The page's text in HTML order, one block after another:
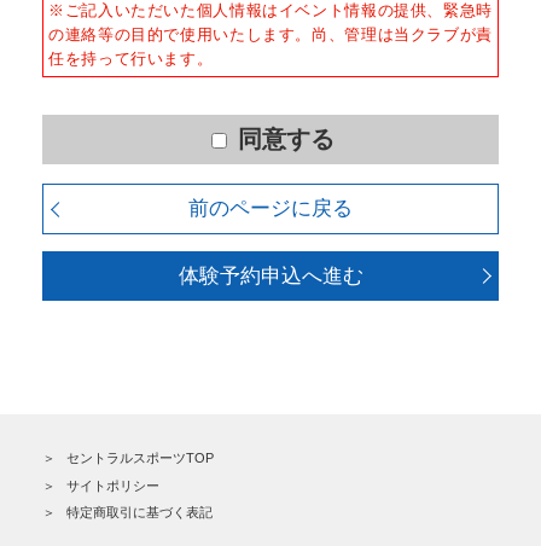
※ △：スタッフからのマシン使用方
法のご案内を受けた方のみご利用頂け
ます。
す。詳細はクラブＨＰの施設紹介をご
４、良好な健康状態であり、自己責任で利用できる。
５、刺青（ファッションタトゥー）が入っていない。
かつ適正な方法によりお客様の個人情報を収集いたしま
す。
させて頂きます。また、違法または不当な行為を助長
し、または誘発するおそれがある方法による個人情報の
利用を行いません。
2) ご利用上の諸連絡や利用状況の確認のため
3) 運動プログラム（カウンセリングを含む）等、新商
品・サービスの立案・開発・実施のため
■個人情報の管理
当社は、お客様からお預かりした個人情報は、適切かつ
慎重に管理し、漏洩、改ざん、紛失等がないよう適正な
※ご記入いただいた個人情報はイベント情報の提供、緊急時
の連絡等の目的で使用いたします。尚、管理は当クラブが責
任を持って行います。
同意する
前のページに戻る
体験予約申込へ進む
セントラルスポーツTOP
サイトポリシー
特定商取引に基づく表記